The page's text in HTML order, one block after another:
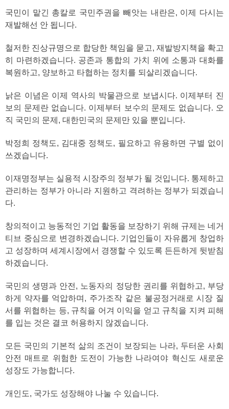
국민이 맡긴 총칼로 국민주권을 빼앗는 내란은, 이제 다시는
재발해선 안 됩니다.
철저한 진상규명으로 합당한 책임을 묻고, 재발방지책을 확고
히 마련하겠습니다. 공존과 통합의 가치 위에 소통과 대화를
복원하고, 양보하고 타협하는 정치를 되살리겠습니다.
낡은 이념은 이제 역사의 박물관으로 보냅시다. 이제부터 진
보의 문제란 없습니다. 이제부터 보수의 문제도 없습니다. 오
직 국민의 문제, 대한민국의 문제만 있을 뿐입니다.
박정희 정책도, 김대중 정책도, 필요하고 유용하면 구별 없이
쓰겠습니다.
이재명정부는 실용적 시장주의 정부가 될 것입니다. 통제하고
관리하는 정부가 아니라 지원하고 격려하는 정부가 되겠습니
다.
창의적이고 능동적인 기업 활동을 보장하기 위해 규제는 네거
티브 중심으로 변경하겠습니다. 기업인들이 자유롭게 창업하
고 성장하며 세계시장에서 경쟁할 수 있도록 든든하게 뒷받침
하겠습니다.
국민의 생명과 안전, 노동자의 정당한 권리를 위협하고, 부당
하게 약자를 억압하며, 주가조작 같은 불공정거래로 시장 질
서를 위협하는 등, 규칙을 어겨 이익을 얻고 규칙을 지켜 피해
를 입는 것은 결코 허용하지 않겠습니다.
모든 국민의 기본적 삶의 조건이 보장되는 나라, 두터운 사회
안전 매트로 위험한 도전이 가능한 나라여야 혁신도 새로운
성장도 가능합니다.
개인도, 국가도 성장해야 나눌 수 있습니다.